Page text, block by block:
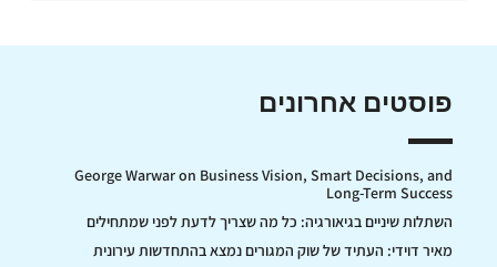
פוסטים אחרונים
George Warwar on Business Vision, Smart Decisions, and
Long-Term Success
השתלות שיניים בגיאורגיה: כל מה שצריך לדעת לפני שמתחילים
מאיר דוידי: העתיד של שוק המגורים נמצא בהתחדשות עירונית